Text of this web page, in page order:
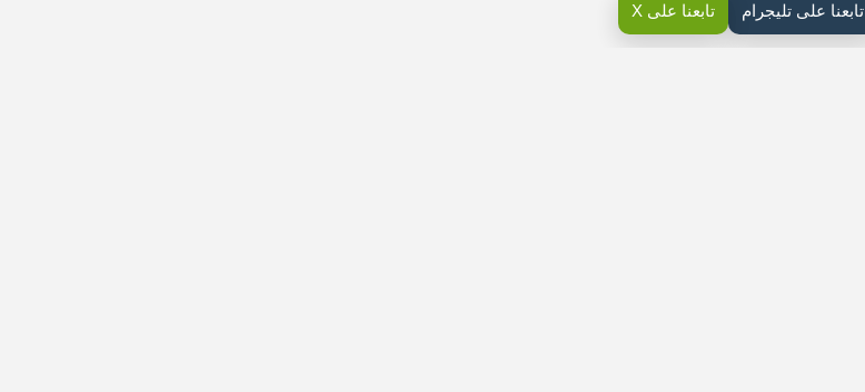
تابعنا على تليجرام تابعنا على X